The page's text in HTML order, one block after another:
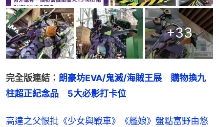
+33
完全版連結： 朗豪坊EVA/鬼滅/海賊王展　購物換九
柱超正紀念品　5大必影打卡位
高達之父恨批《少女與戰車》《艦娘》盤點富野由悠